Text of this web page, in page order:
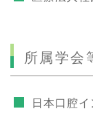
所属学会
日本口腔